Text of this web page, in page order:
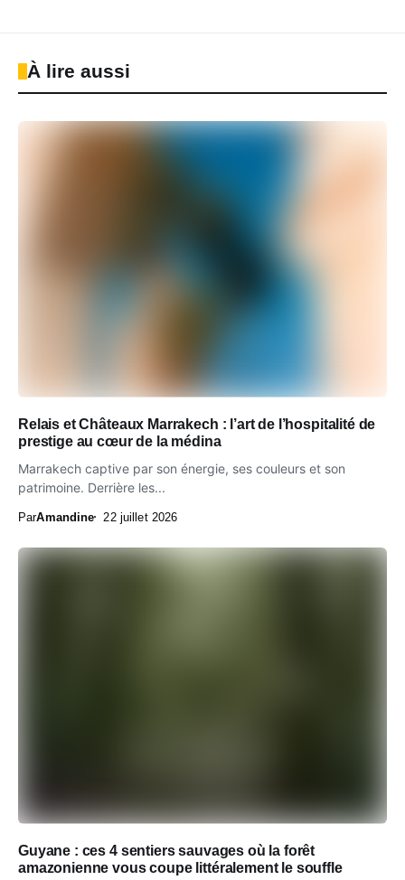
À lire aussi
Relais et Châteaux Marrakech : l’art de l’hospitalité de
prestige au cœur de la médina
Marrakech captive par son énergie, ses couleurs et son
patrimoine. Derrière les...
ParAmandine 22 juillet 2026
Guyane : ces 4 sentiers sauvages où la forêt
amazonienne vous coupe littéralement le souffle